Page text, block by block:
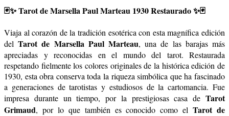
🃏✨ Tarot de Marsella Paul Marteau 1930 Restaurado ✨🃏
Viaja al corazón de la tradición esotérica con esta magnífica edición
delTarot de Marsella Paul Marteau, una de las barajas más
apreciadas y reconocidas en el mundo del tarot. Restaurada
respetando fielmente los colores originales de la histórica edición de
1930, esta obra conserva toda la riqueza simbólica que ha fascinado
a generaciones de tarotistas y estudiosos de la cartomancia. Fue
impresa durante un tiempo, por la prestigiosas casa de Tarot
Grimaud, por lo que también es conocido como elTarot de